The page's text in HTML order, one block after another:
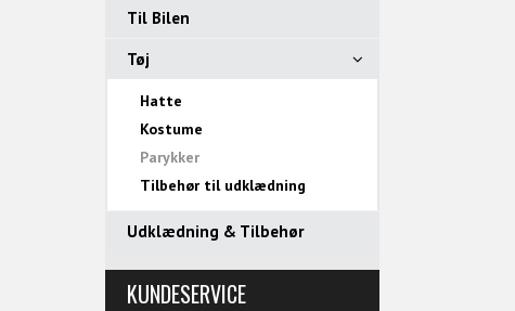
Til Bilen
Tøj
Hatte
Kostume
Parykker
Tilbehør til udklædning
Udklædning & Tilbehør
KUNDESERVICE